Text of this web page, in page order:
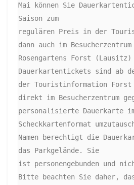
Mai können Sie
Saison zum
regulären Preis in der
dann auch im
Rosengartens Forst (Lausitz)
Dauerkartentickets sind ab
der Touristinformation
direkt im Besucherzentrum
personalisierte Dauerkarte
Scheckkartenformat
Namen berechtigt die
das Parkgelände. Sie
ist personengebunden und
Bitte beachten Sie daher,